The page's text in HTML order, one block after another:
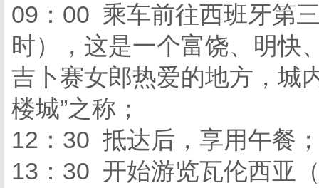
09：00 乘车前往西班牙第
时），这是一个富饶、明快
吉卜赛女郎热爱的地方，城
楼城”之称；
12：30 抵达后，享用午餐
13：30 开始游览瓦伦西亚